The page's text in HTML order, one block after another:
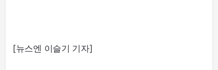
[뉴스엔 이슬기 기자]